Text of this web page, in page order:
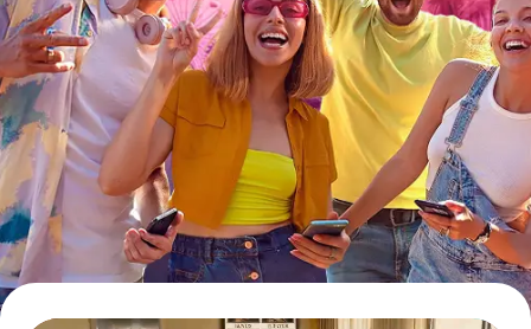
Tickets buchen
Gutscheine bestellen